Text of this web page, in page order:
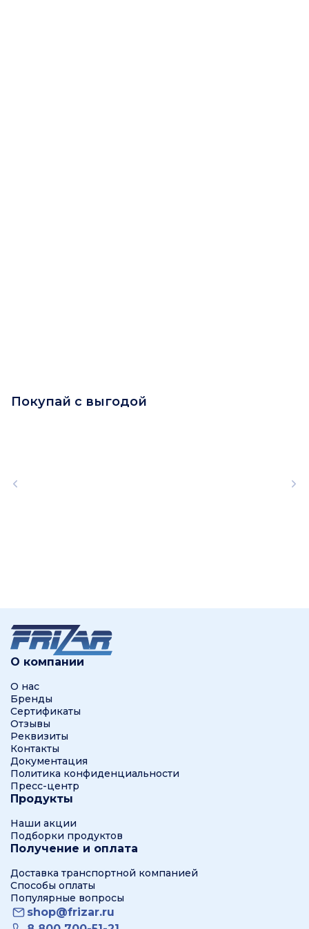
Покупай с выгодой
О компании
О нас
Бренды
Сертификаты
Отзывы
Реквизиты
Контакты
Документация
Политика конфиденциальности
Пресс-центр
Продукты
Наши акции
Подборки продуктов
Получение и оплата
Доставка транспортной компанией
Способы оплаты
Популярные вопросы
shop@frizar.ru